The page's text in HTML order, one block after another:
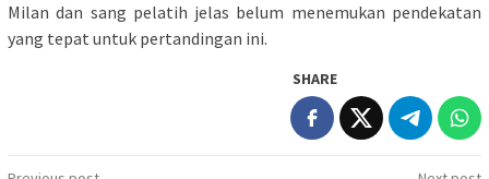
Milan dan sang pelatih jelas belum menemukan pendekatan
yang tepat untuk pertandingan ini.
SHARE